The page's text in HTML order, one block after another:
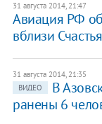
31 августа 2014, 21:47
Авиация РФ
вблизи
31 августа 2014, 21:35
ВИДЕО
В
ранены 6